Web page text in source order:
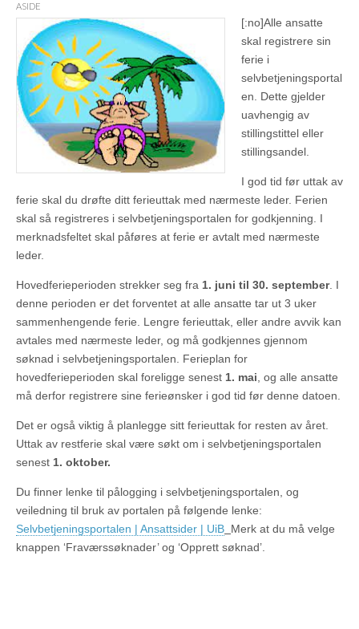
ASIDE
[:no]Alle ansatte
skal registrere sin
ferie i
selvbetjeningsportal
en. Dette gjelder
uavhengig av
stillingstittel eller
stillingsandel.
I god tid før uttak av
ferie skal du drøfte ditt ferieuttak med nærmeste leder. Ferien
skal så registreres i selvbetjeningsportalen for godkjenning. I
merknadsfeltet skal påføres at ferie er avtalt med nærmeste
leder.
Hovedferieperioden strekker seg fra 1. juni til 30. september. I
denne perioden er det forventet at alle ansatte tar ut 3 uker
sammenhengende ferie. Lengre ferieuttak, eller andre avvik kan
avtales med nærmeste leder, og må godkjennes gjennom
søknad i selvbetjeningsportalen. Ferieplan for
hovedferieperioden skal foreligge senest 1. mai, og alle ansatte
må derfor registrere sine ferieønsker i god tid før denne datoen.
Det er også viktig å planlegge sitt ferieuttak for resten av året.
Uttak av restferie skal være søkt om i selvbetjeningsportalen
senest 1. oktober.
Du finner lenke til pålogging i selvbetjeningsportalen, og
veiledning til bruk av portalen på følgende lenke:
Selvbetjeningsportalen | Ansattsider | UiB Merk at du må velge
knappen ‘Fraværssøknader’ og ‘Opprett søknad’.